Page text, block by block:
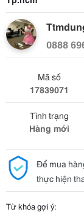
0888
Mã số
17839071
Tình trạng
Hàng mới
Để mua
thực hiện
Từ khóa gợi ý: